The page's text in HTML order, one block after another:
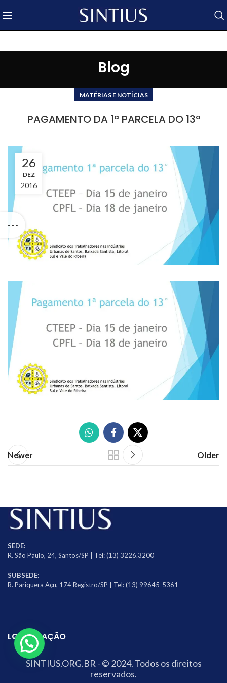
Blog
MATÉRIAS E NOTÍCIAS
PAGAMENTO DA 1ª PARCELA DO 13º
26
DEZ
2016
Newer Older
SEDE:
R. São Paulo, 24, Santos/SP | Tel: (13) 3226.3200
SUBSEDE:
R. Pariquera Açu, 174 Registro/SP | Tel: (13) 99645-5361
LOCALIZAÇÃO
SINTIUS.ORG.BR - © 2024. Todos os direitos
reservados.